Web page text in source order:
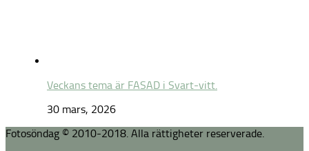
Veckans tema är FASAD i Svart-vitt.
30 mars, 2026
Fotosöndag © 2010-2018. Alla rättigheter reserverade.